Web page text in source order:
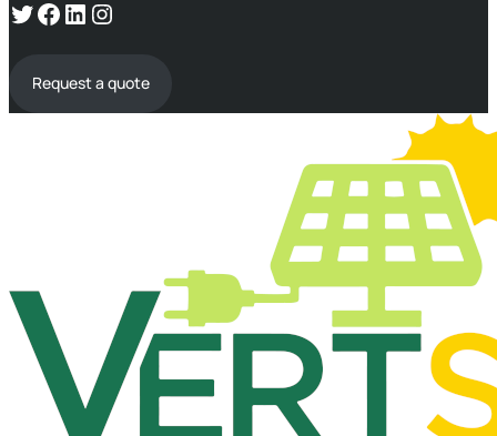
Request a quote